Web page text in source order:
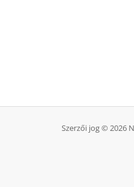
Szerzői jog © 2026